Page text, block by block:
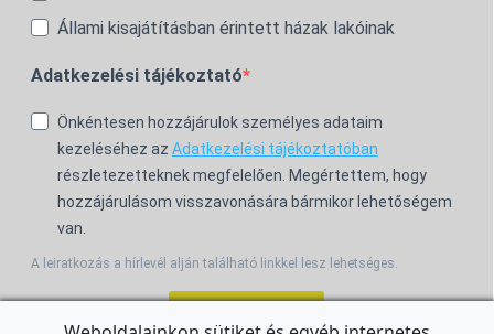
Állami kisajátításban érintett házak lakóinak
Adatkezelési tájékoztató
Önkéntesen hozzájárulok személyes adataim
kezeléséhez az Adatkezelési tájékoztatóban
részletezetteknek megfelelően. Megértettem, hogy
hozzájárulásom visszavonására bármikor lehetőségem
van.
A leiratkozás a hírlevél alján található linkkel lesz lehetséges.